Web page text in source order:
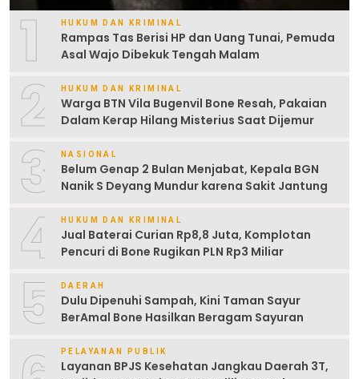
1 HUKUM DAN KRIMINAL
Rampas Tas Berisi HP dan Uang Tunai, Pemuda
Asal Wajo Dibekuk Tengah Malam
2 HUKUM DAN KRIMINAL
Warga BTN Vila Bugenvil Bone Resah, Pakaian
Dalam Kerap Hilang Misterius Saat Dijemur
3 NASIONAL
Belum Genap 2 Bulan Menjabat, Kepala BGN
Nanik S Deyang Mundur karena Sakit Jantung
4 HUKUM DAN KRIMINAL
Jual Baterai Curian Rp8,8 Juta, Komplotan
Pencuri di Bone Rugikan PLN Rp3 Miliar
5 DAERAH
Dulu Dipenuhi Sampah, Kini Taman Sayur
BerAmal Bone Hasilkan Beragam Sayuran
PELAYANAN PUBLIK
Layanan BPJS Kesehatan Jangkau Daerah 3T,